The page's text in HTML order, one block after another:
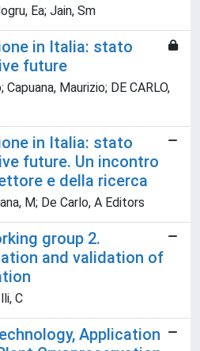
Ea; Jain, Sm
in Italia: stato
future
Maurizio; DE CARLO,
in Italia: stato
future. Un incontro
e della ricerca
M; De Carlo, A Editors
group 2.
and validation of
C
Application